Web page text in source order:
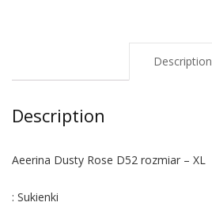
Description
Description
Aeerina Dusty Rose D52 rozmiar – XL
: Sukienki